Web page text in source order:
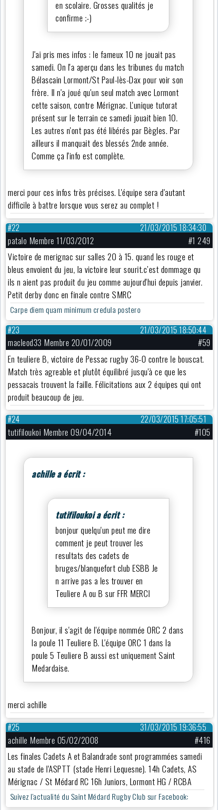
en scolaire. Grosses qualités je
confirme ;-)
J'ai pris mes infos : le fameux 10 ne jouait pas
samedi. On l'a aperçu dans les tribunes du match
Bélascain Lormont/St Paul-lès-Dax pour voir son
frère. Il n'a joué qu'un seul match avec Lormont
cette saison, contre Mérignac. L'unique tutorat
présent sur le terrain ce samedi jouait bien 10.
Les autres n'ont pas été libérés par Bègles. Par
ailleurs il manquait des blessés 2nde année.
Comme ça l'info est complète.
merci pour ces infos très précises. L'équipe sera d'autant
difficile à battre lorsque vous serez au complet !
21/03/2015 18:34:30
#22
patalo Membre 11/03/2012
#1 249
Victoire de merignac sur salles 20 à 15. quand les rouge et
bleus envoient du jeu, la victoire leur sourit.c’est dommage qu
ils n aient pas produit du jeu comme aujourd'hui depuis janvier.
Petit derby donc en finale contre SMRC
Carpe diem quam minimum credula postero
21/03/2015 18:50:44
#23
macleod33 Membre 20/01/2009
#59
En teuliere B, victoire de Pessac rugby 36-0 contre le bouscat.
Match très agreable et plutôt équilibré jusqu'à ce que les
pessacais trouvent la faille. Félicitations aux 2 équipes qui ont
produit beaucoup de jeu.
22/03/2015 17:05:51
#24
tutifiloukoi Membre 09/04/2014 #105
achille a écrit :
tutifiloukoi a écrit :
bonjour quelqu'un peut me dire
comment je peut trouver les
resultats des cadets de
bruges/blanquefort club ESBB Je
n arrive pas a les trouver en
Teuliere A ou B sur FFR MERCI
Bonjour, il s'agit de l'équipe nommée ORC 2 dans
la poule 11 Teuliere B. L'équipe ORC 1 dans la
poule 5 Teuliere B aussi est uniquement Saint
Medardaise.
merci achille
31/03/2015 19:36:55
#25
achille Membre 05/02/2008
#416
Les finales Cadets A et Balandrade sont programmées samedi
au stade de l'ASPTT (stade Henri Lequesne). 14h Cadets, AS
Mérignac / St Médard RC 16h Juniors, Lormont HG / RCBA
Suivez l'actualité du Saint Médard Rugby Club sur Facebook: